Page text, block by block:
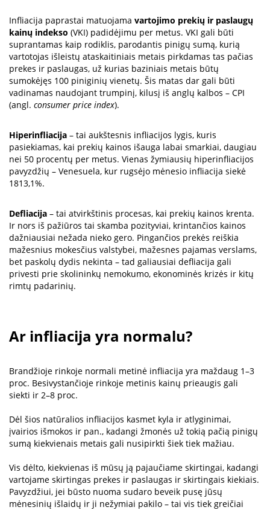
Infliacija paprastai matuojama vartojimo prekių ir paslaugų
kainų indekso (VKI) padidėjimu per metus. VKI gali būti
suprantamas kaip rodiklis, parodantis pinigų sumą, kurią
vartotojas išleistų ataskaitiniais metais pirkdamas tas pačias
prekes ir paslaugas, už kurias baziniais metais būtų
sumokėjęs 100 piniginių vienetų. Šis matas dar gali būti
vadinamas naudojant trumpinį, kilusį iš anglų kalbos – CPI
(angl. consumer price index).
Hiperinfliacija – tai aukštesnis infliacijos lygis, kuris
pasiekiamas, kai prekių kainos išauga labai smarkiai, daugiau
nei 50 procentų per metus. Vienas žymiausių hiperinfliacijos
pavyzdžių – Venesuela, kur rugsėjo mėnesio infliacija siekė
1813,1%.
Defliacija – tai atvirkštinis procesas, kai prekių kainos krenta.
Ir nors iš pažiūros tai skamba pozityviai, krintančios kainos
dažniausiai nežada nieko gero. Pingančios prekės reiškia
mažesnius mokesčius valstybei, mažesnes pajamas verslams,
bet paskolų dydis nekinta – tad galiausiai defliacija gali
privesti prie skolininkų nemokumo, ekonominės krizės ir kitų
rimtų padarinių.
Ar infliacija yra normalu?
Brandžioje rinkoje normali metinė infliacija yra maždaug 1–3
proc. Besivystančioje rinkoje metinis kainų prieaugis gali
siekti ir 2–8 proc.
Dėl šios natūralios infliacijos kasmet kyla ir atlyginimai,
įvairios išmokos ir pan., kadangi žmonės už tokią pačią pinigų
sumą kiekvienais metais gali nusipirkti šiek tiek mažiau.
Vis dėlto, kiekvienas iš mūsų ją pajaučiame skirtingai, kadangi
vartojame skirtingas prekes ir paslaugas ir skirtingais kiekiais.
Pavyzdžiui, jei būsto nuoma sudaro beveik pusę jūsų
mėnesinių išlaidų ir ji nežymiai pakilo – tai vis tiek greičiai